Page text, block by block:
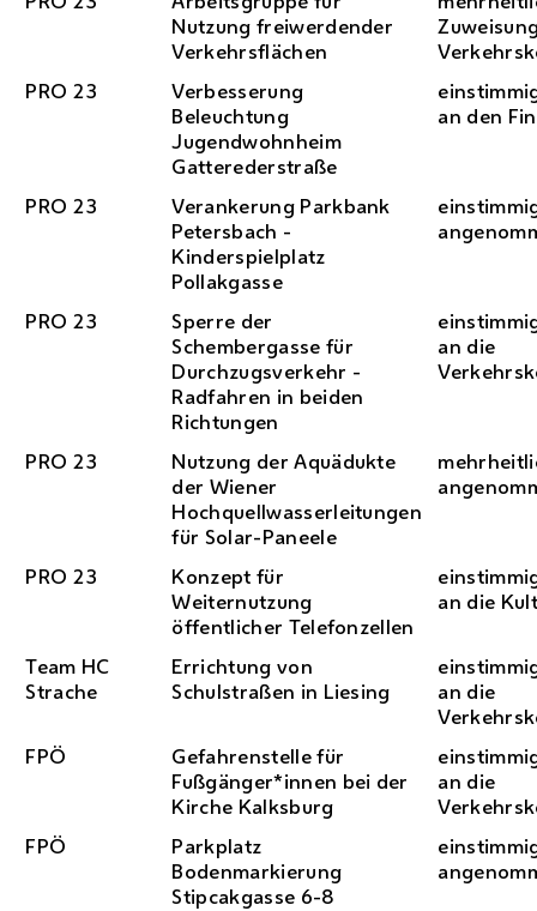
Nutzung freiwerdender
Verkehrsflächen
PRO 23
Verbesserung
Beleuchtung
Jugendwohnheim
Gatterederstraße
an den
PRO 23
Verankerung Parkbank
Petersbach -
Kinderspielplatz
Pollakgasse
PRO 23
Sperre der
Schembergasse für
Durchzugsverkehr -
Radfahren in beiden
Richtungen
an die
PRO 23
Nutzung der Aquädukte
der Wiener
Hochquellwasserleitungen
für Solar-Paneele
PRO 23
Konzept für
Weiternutzung
öffentlicher Telefonzellen
an die
Team HC
Strache
Errichtung von
Schulstraßen in Liesing
an die
FPÖ
Gefahrenstelle für
Fußgänger*innen bei der
Kirche Kalksburg
an die
FPÖ
Parkplatz
Bodenmarkierung
Stipcakgasse 6-8